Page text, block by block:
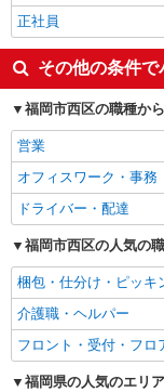
正社員
その他の条件
福岡市西区の職種か
営業
オフィスワーク・事務
ドライバー・配達
福岡市西区の人気の
梱包・仕分け・ピッキ
介護職・ヘルパー
フロント・受付・フロ
福岡県の人気のエリ